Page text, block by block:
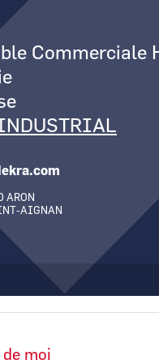
Commerciale
ARON
AIGNAN
moi